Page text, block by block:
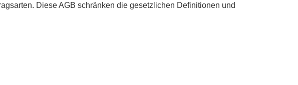
Diese AGB schränken die gesetzlichen Definitionen und